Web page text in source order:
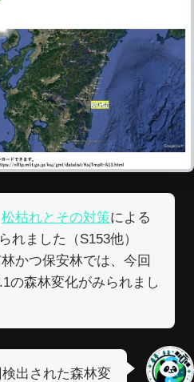
松枯れとその対策による
れました（S153他）
かつ保安林では、今回
の森林変化がみられまし
出された森林変